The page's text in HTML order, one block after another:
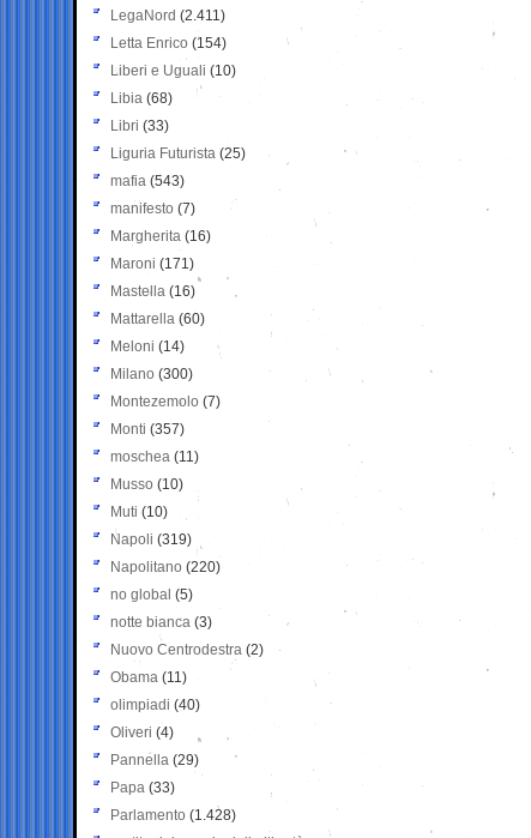
LegaNord (2.411)
Letta Enrico (154)
Liberi e Uguali (10)
Libia (68)
Libri (33)
Liguria Futurista (25)
mafia (543)
manifesto (7)
Margherita (16)
Maroni (171)
Mastella (16)
Mattarella (60)
Meloni (14)
Milano (300)
Montezemolo (7)
Monti (357)
moschea (11)
Musso (10)
Muti (10)
Napoli (319)
Napolitano (220)
no global (5)
notte bianca (3)
Nuovo Centrodestra (2)
Obama (11)
olimpiadi (40)
Oliveri (4)
Pannella (29)
Papa (33)
Parlamento (1.428)